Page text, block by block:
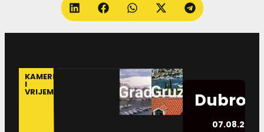
KAMERE
I
VRIJEME
07.08.2026.